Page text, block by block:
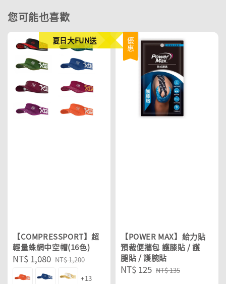
您可能也喜歡
夏日大FUN送
【COMPRESSPORT】超
輕量蛛網中空帽(16色)
Sale
price
NT$ 1,080 Regular
price
NT$ 1,200
+13
優惠
【POWER MAX】給力貼
預裁便攜包 護膝貼 / 護
腿貼 / 護腕貼
Sale
NT$ 125 Regular
NT$ 135